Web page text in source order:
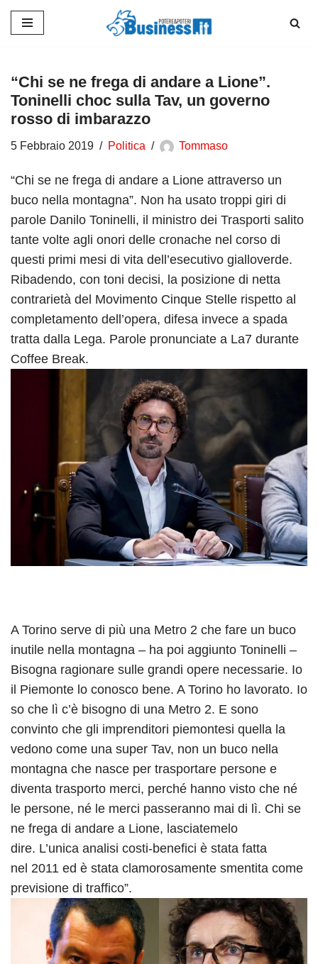
contenuto
“Chi se ne frega di andare a Lione”.
Toninelli choc sulla Tav, un governo
rosso di imbarazzo
5 Febbraio 2019 Politica Tommaso
“Chi se ne frega di andare a Lione attraverso un
buco nella montagna”. Non ha usato troppi giri di
parole Danilo Toninelli, il ministro dei Trasporti salito
tante volte agli onori delle cronache nel corso di
questi primi mesi di vita dell’esecutivo gialloverde.
Ribadendo, con toni decisi, la posizione di netta
contrarietà del Movimento Cinque Stelle rispetto al
completamento dell’opera, difesa invece a spada
tratta dalla Lega. Parole pronunciate a La7 durante
Coffee Break.
A Torino serve di più una Metro 2 che fare un buco
inutile nella montagna – ha poi aggiunto Toninelli –
Bisogna ragionare sulle grandi opere necessarie. Io
il Piemonte lo conosco bene. A Torino ho lavorato. Io
so che lì c’è bisogno di una Metro 2. E sono
convinto che gli imprenditori piemontesi quella la
vedono come una super Tav, non un buco nella
montagna che nasce per trasportare persone e
diventa trasporto merci, perché hanno visto che né
le persone, né le merci passeranno mai di lì. Chi se
ne frega di andare a Lione, lasciatemelo
dire. L’unica analisi costi-benefici è stata fatta
nel 2011 ed è stata clamorosamente smentita come
previsione di traffico”.